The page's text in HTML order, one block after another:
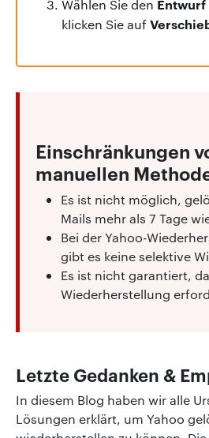
Wählen Sie den Entwurf
klicken Sie auf
Einschränkungen
manuellen
Es ist nicht möglich,
Mails mehr als 7 Tage
Bei der Yahoo-
gibt es keine selektive
Es ist nicht garantiert,
Wiederherstellung
Letzte Gedanken &
In diesem Blog haben wir alle
Lösungen erklärt, um Yahoo